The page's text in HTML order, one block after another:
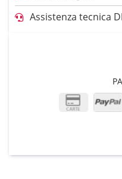
Assistenza tecnica